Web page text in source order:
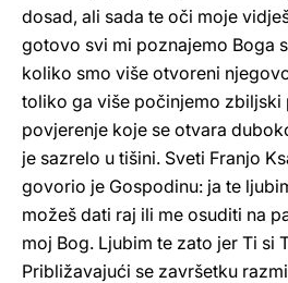
dosad, ali sada te oči moje
gotovo svi mi poznajemo Boga
koliko smo više otvoreni
toliko ga više počinjemo zbiljski
povjerenje koje se otvara
je sazrelo u tišini. Sveti Franjo
govorio je Gospodinu: ja te
možeš dati raj ili me osuditi na
moj Bog. Ljubim te zato jer Ti si
Približavajući se završetku